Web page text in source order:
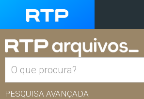
PESQUISA AVANÇADA